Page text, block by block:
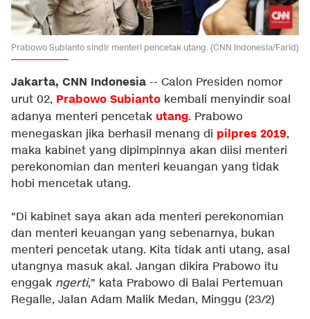
Prabowo Subianto sindir menteri pencetak utang. (CNN Indonesia/Farid)
Jakarta, CNN Indonesia -- Calon Presiden nomor
urut 02, Prabowo Subianto kembali menyindir soal
adanya menteri pencetak utang. Prabowo
menegaskan jika berhasil menang di pilpres 2019,
maka kabinet yang dipimpinnya akan diisi menteri
perekonomian dan menteri keuangan yang tidak
hobi mencetak utang.
"Di kabinet saya akan ada menteri perekonomian
dan menteri keuangan yang sebenarnya, bukan
menteri pencetak utang. Kita tidak anti utang, asal
utangnya masuk akal. Jangan dikira Prabowo itu
enggak ngerti," kata Prabowo di Balai Pertemuan
Regalle, Jalan Adam Malik Medan, Minggu (23/2)